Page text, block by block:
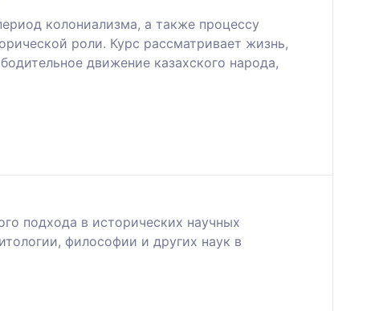
колониализма, а также процессу
роли. Курс рассматривает жизнь,
движение казахского народа,
подхода в исторических научных
философии и других наук в